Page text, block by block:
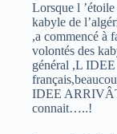
Lorsque l
kabyle de
,a commencé à
volontés des
général ,L
IDEE
connait…..!